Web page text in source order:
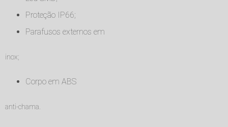
Proteção IP66;
Parafusos externos em
inox;
Corpo em ABS
anti-chama.